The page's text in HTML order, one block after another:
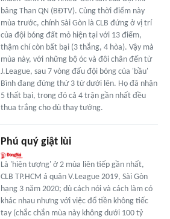
bảng Than QN (BĐTV). Cùng thời điểm này
mùa trước, chính Sài Gòn là CLB đứng ở vị trí
của đội bóng đất mỏ hiện tại với 13 điểm,
thậm chí còn bất bại (3 thắng, 4 hòa). Vậy mà
mùa này, với những bộ óc và đôi chân đến từ
J.League, sau 7 vòng đấu đội bóng của 'bầu'
Bình đang đứng thứ 3 từ dưới lên. Họ đã nhận
5 thất bại, trong đó cả 4 trận gần nhất đều
thua trắng cho dù thay tướng.
Phú quý giật lùi
Là 'hiện tượng' ở 2 mùa liên tiếp gần nhất,
CLB TP.HCM á quân V.League 2019, Sài Gòn
hạng 3 năm 2020; dù cách nói và cách làm có
khác nhau nhưng với việc đổ tiền không tiếc
tay (chắc chắn mùa này không dưới 100 tỷ